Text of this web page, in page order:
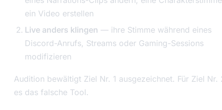
ein Video erstellen
Live anders klingen — ihre Stimme während eines
Discord-Anrufs, Streams oder Gaming-Sessions
modifizieren
Audition bewältigt Ziel Nr. 1 ausgezeichnet. Für Ziel Nr.
es das falsche Tool.